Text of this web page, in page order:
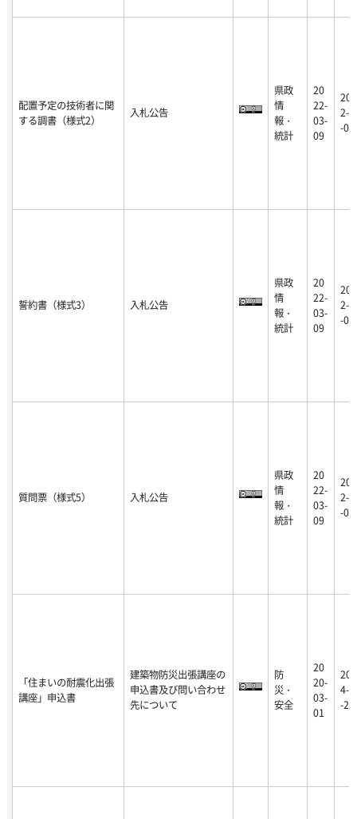
配置予定の技術者に関
する調書（様式2）
入札公告
県政
情
報・
統計
20
22-
03-
09
202
2-
-09
誓約書（様式3） 入札公告
県政
情
報・
統計
20
22-
03-
09
202
2-
-09
質問票（様式5） 入札公告
県政
情
報・
統計
20
22-
03-
09
202
2-
-09
「住まいの耐震化出張
講座」申込書
建築物防災出張講座の
申込書及び問い合わせ
先について
防
災・
安全
20
20-
03-
01
202
4-
-27